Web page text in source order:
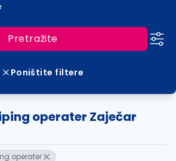
Pretražite
Poništite filtere
operater Zaječar
operater